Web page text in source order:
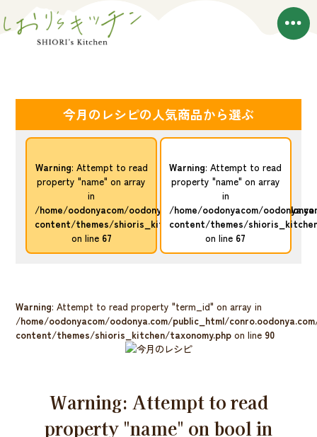
今月のレシピの人気商品から選ぶ
Warning: Attempt to read
property "name" on array
in
/home/oodonyacom/oodonya.com/public_html/
content/themes/shioris_kitchen/taxonomy.php
on line 67
Warning: Attempt to read
property "name" on array
in
/home/oodonyacom/
content/themes/
on line 67
Warning: Attempt to read property "term_id" on array in
/home/oodonyacom/oodonya.com/public_html/
content/themes/shioris_kitchen/taxonomy.php on line 90
Warning: Attempt to read
property "name" on bool in